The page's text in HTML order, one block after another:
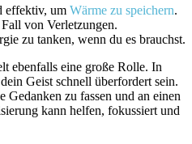
effektiv, ⁢um Wärme zu speichern.
Fall von ​Verletzungen.
zu ⁢tanken, wenn du es brauchst.
ebenfalls eine große Rolle. In
Geist ⁢schnell überfordert sein.
zu ‍fassen ‍und an einen
kann ‌helfen, fokussiert und​